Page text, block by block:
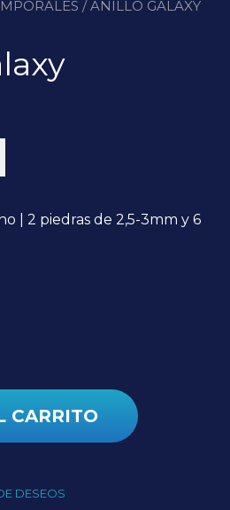
/ ANILLO GALAXY
| 2 piedras de 2,5-3mm y 6
CARRITO
DESEOS